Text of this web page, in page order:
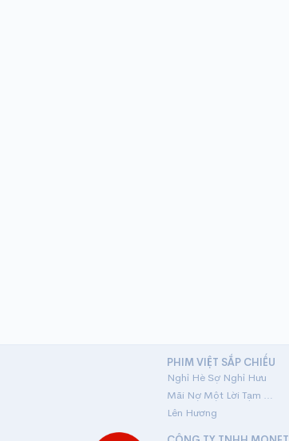
PHIM VIỆT SẮP CHIẾU
Nghỉ Hè Sợ Nghỉ Hưu
Mãi Nợ Một Lời Tạm Biệt
Lên Hương